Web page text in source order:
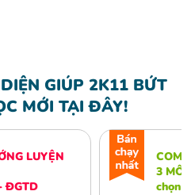
GIÚP 2K11 BỨT
MỚI TẠI ĐÂY!
LUYỆN
ĐGTD
3
chọn